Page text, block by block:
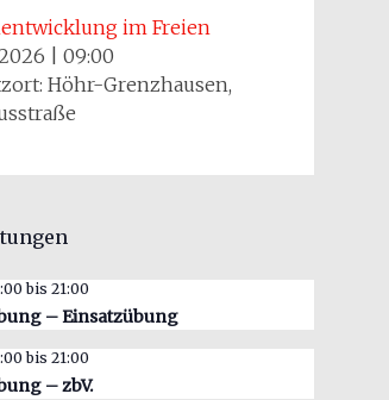
im Freien
09:00
Höhr-Grenzhausen,
bis 21:00
– Einsatzübung
bis 21:00
– zbV.